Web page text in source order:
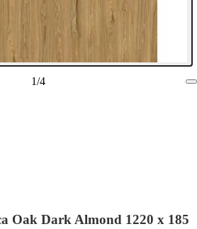
1/4
Oak Dark Almond 1220 x 185